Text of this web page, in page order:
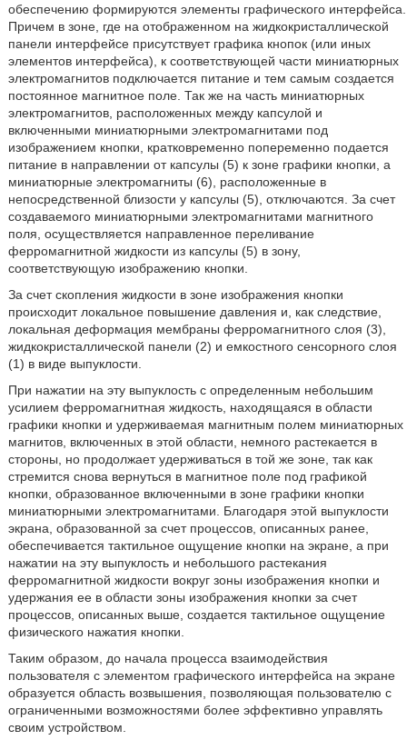
обеспечению формируются элементы графического интерфейса.
Причем в зоне, где на отображенном на жидкокристаллической
панели интерфейсе присутствует графика кнопок (или иных
элементов интерфейса), к соответствующей части миниатюрных
электромагнитов подключается питание и тем самым создается
постоянное магнитное поле. Так же на часть миниатюрных
электромагнитов, расположенных между капсулой и
включенными миниатюрными электромагнитами под
изображением кнопки, кратковременно попеременно подается
питание в направлении от капсулы (5) к зоне графики кнопки, а
миниатюрные электромагниты (6), расположенные в
непосредственной близости у капсулы (5), отключаются. За счет
создаваемого миниатюрными электромагнитами магнитного
поля, осуществляется направленное переливание
ферромагнитной жидкости из капсулы (5) в зону,
соответствующую изображению кнопки.
За счет скопления жидкости в зоне изображения кнопки
происходит локальное повышение давления и, как следствие,
локальная деформация мембраны ферромагнитного слоя (3),
жидкокристаллической панели (2) и емкостного сенсорного слоя
(1) в виде выпуклости.
При нажатии на эту выпуклость с определенным небольшим
усилием ферромагнитная жидкость, находящаяся в области
графики кнопки и удерживаемая магнитным полем миниатюрных
магнитов, включенных в этой области, немного растекается в
стороны, но продолжает удерживаться в той же зоне, так как
стремится снова вернуться в магнитное поле под графикой
кнопки, образованное включенными в зоне графики кнопки
миниатюрными электромагнитами. Благодаря этой выпуклости
экрана, образованной за счет процессов, описанных ранее,
обеспечивается тактильное ощущение кнопки на экране, а при
нажатии на эту выпуклость и небольшого растекания
ферромагнитной жидкости вокруг зоны изображения кнопки и
удержания ее в области зоны изображения кнопки за счет
процессов, описанных выше, создается тактильное ощущение
физического нажатия кнопки.
Таким образом, до начала процесса взаимодействия
пользователя с элементом графического интерфейса на экране
образуется область возвышения, позволяющая пользователю с
ограниченными возможностями более эффективно управлять
своим устройством.